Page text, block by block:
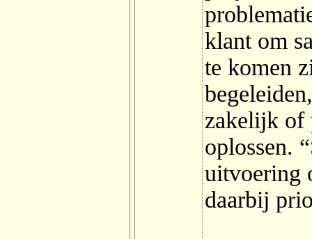
klant om
te komen
zakelijk of
oplossen.
uitvoering
daarbij